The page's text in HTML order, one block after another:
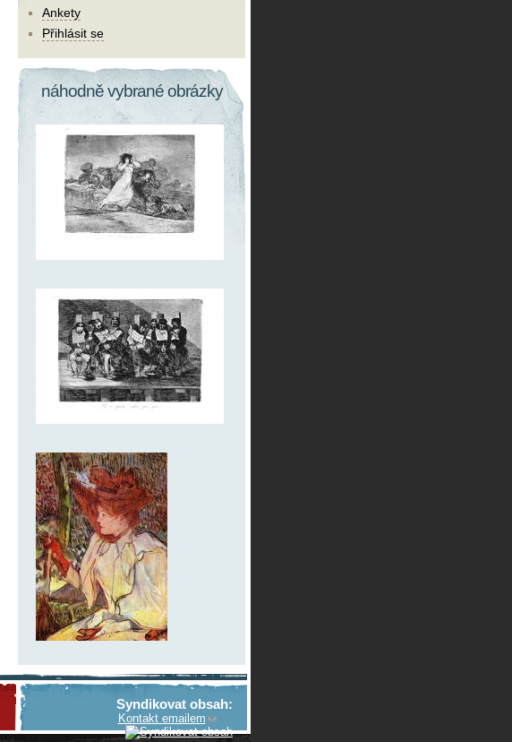
Ankety
Přihlásit se
náhodně vybrané obrázky
Syndikovat obsah:
Kontakt emailem